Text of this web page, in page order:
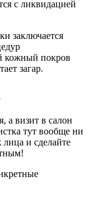
с ликвидацией
заключается
кожный покров
загар.
а визит в салон
тут вообще ни
и сделайте